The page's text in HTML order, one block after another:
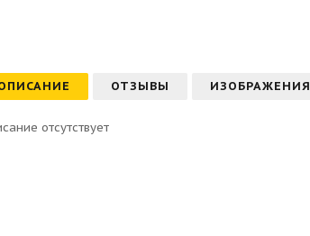
ОТЗЫВЫ ИЗОБРАЖЕНИЯ
отсутствует